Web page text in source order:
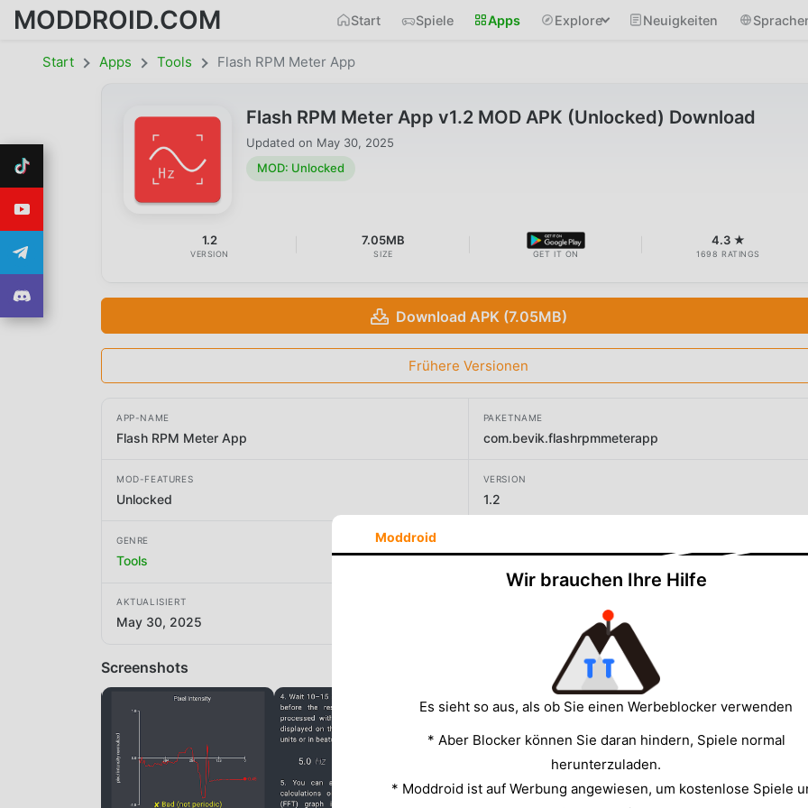
MODDROID.COM Start Spiele Apps Explore Neuigkeiten
Start Apps Tools Flash RPM Meter App
Flash RPM Meter App v1.2 MOD APK (Unlocked) Download
Updated on May 30, 2025
MOD: Unlocked
1.2
VERSION
7.05MB
SIZE GET IT ON
4.3 ★
1698 RATINGS
Download APK (7.05MB)
Frühere Versionen
APP-NAME
Flash RPM Meter App
PAKETNAME
com.bevik.flashrpmmeterapp
MOD-FEATURES
Unlocked
VERSION
1.2
GENRE
Tools bevik
AKTUALISIERT
May 30, 2025
Screenshots
Moddroid
Wir brauchen Ihre Hilfe
Es sieht so aus, als ob Sie einen Werbeblocker verwenden
* Aber Blocker können Sie daran hindern, Spiele normal
herunterzuladen.
* Moddroid ist auf Werbung angewiesen, um kostenlose Spiele